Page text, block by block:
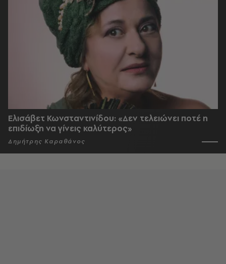
Ελισάβετ Κωνσταντινίδου: «Δεν τελειώνει ποτέ η
επιδίωξη να γίνεις καλύτερος»
Δημήτρης Καραθάνος